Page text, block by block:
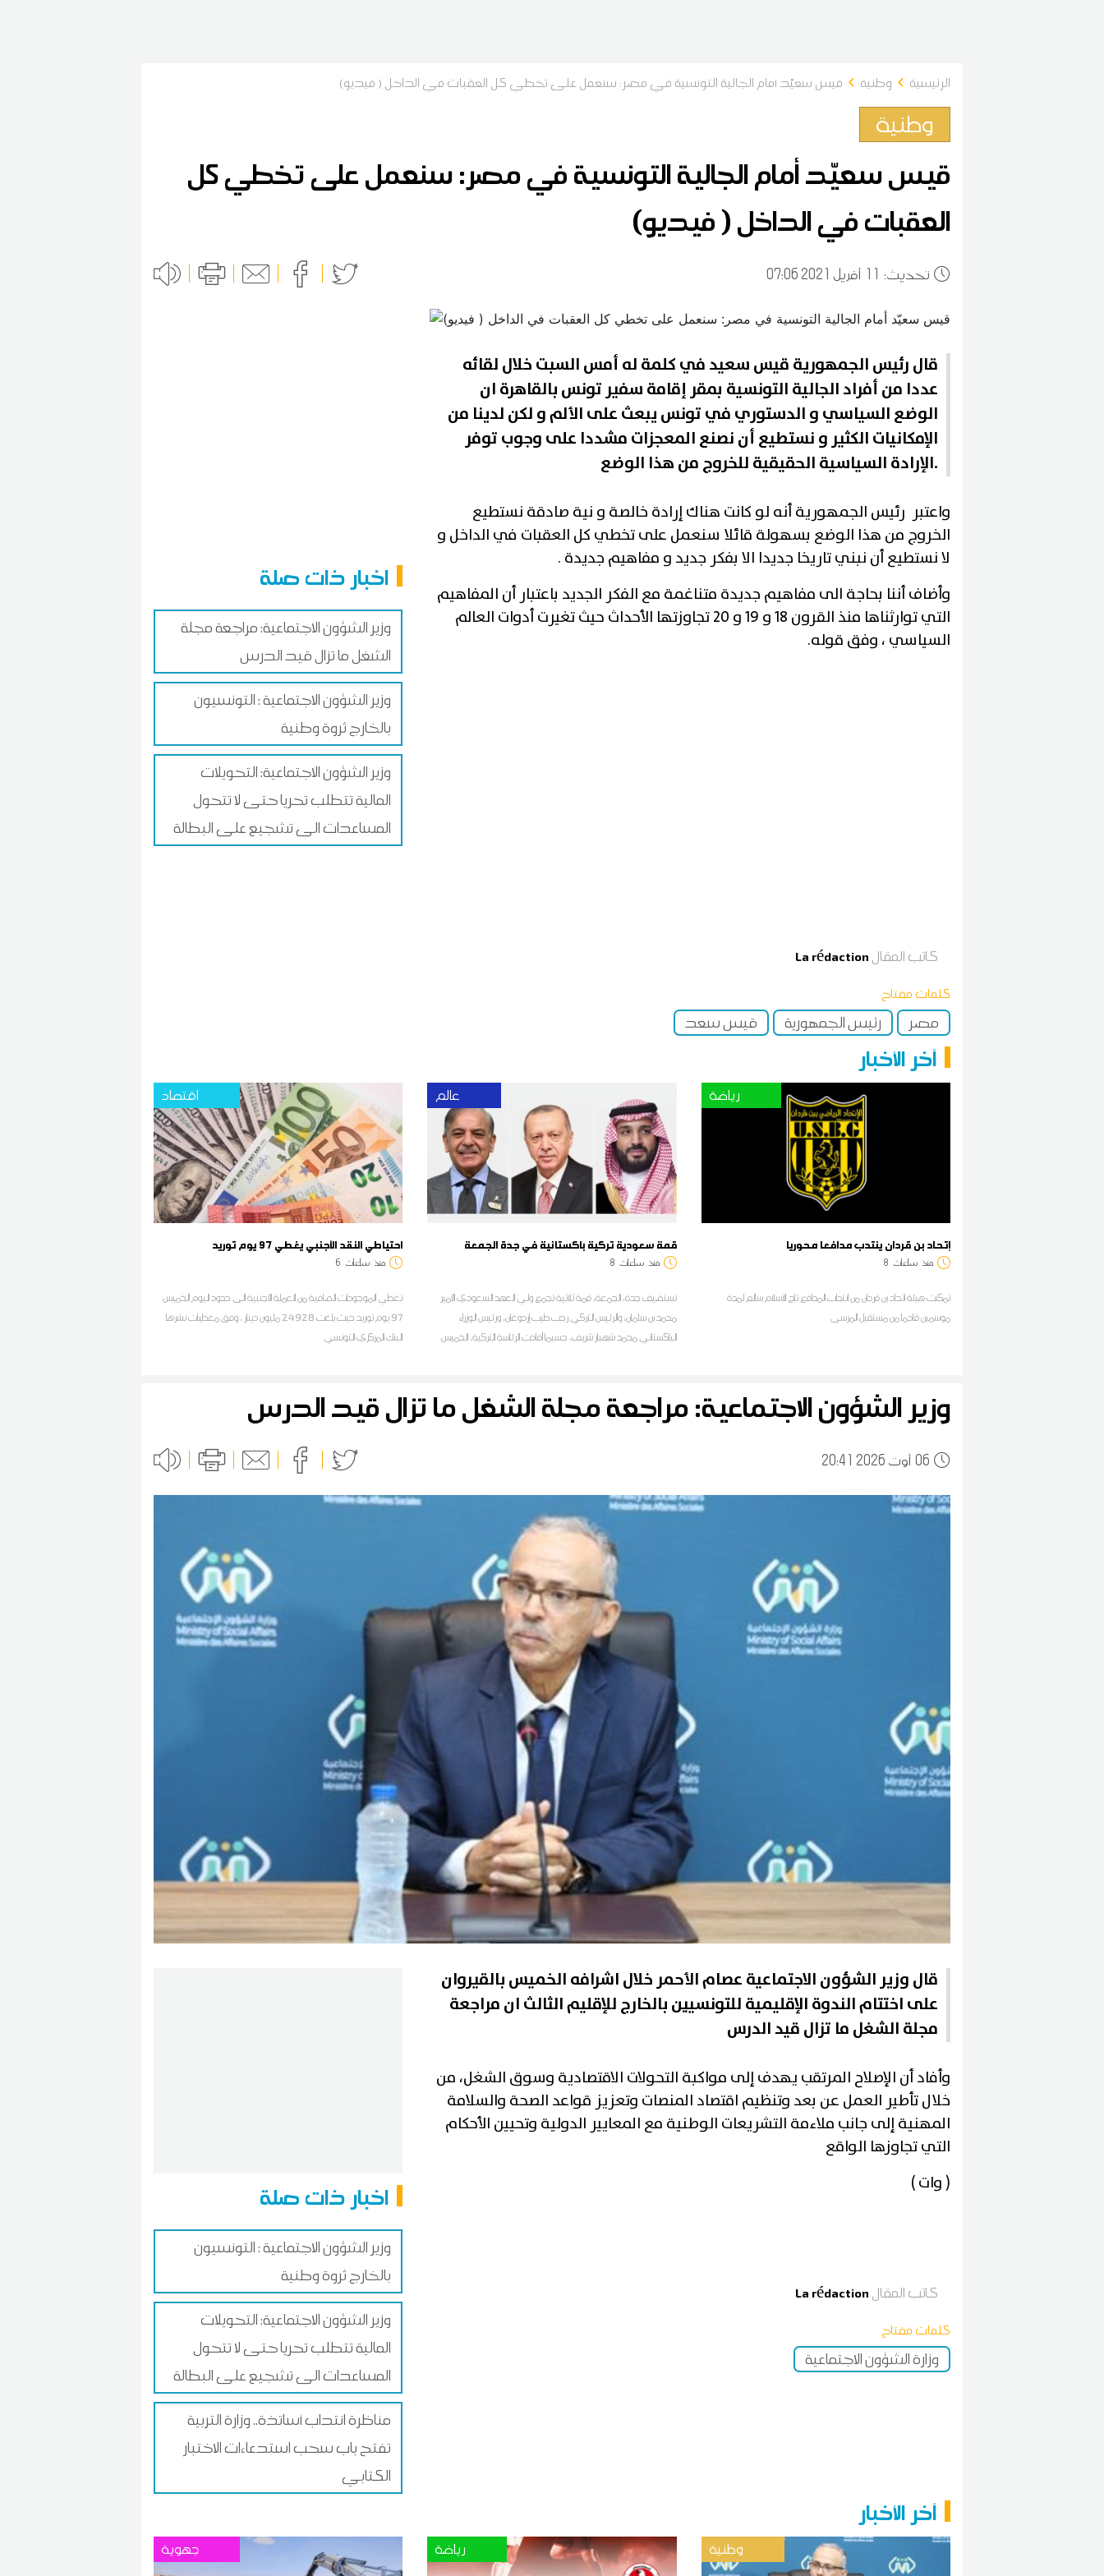
الرئيسية وطنية قيس سعيّد أمام الجالية التونسية في مصر: سنعمل على تخطي كل العقبات في الداخل ( فيديو)
وطنية
قيس سعيّد أمام الجالية التونسية في مصر: سنعمل على تخطي كل
العقبات في الداخل ( فيديو)
:تحديث 11 07:06 2021 أفريل
اخبار ذات صلة
وزير الشؤون الاجتماعية: مراجعة مجلة
الشغل ما تزال قيد الدرس
وزير الشؤون الاجتماعية : التونسيون
بالخارج ثروة وطنية
وزير الشؤون الاجتماعية: التحويلات
المالية تتطلب تحريا حتى لا تتحول
المساعدات الى تشجيع على البطالة
قال رئيس الجمهورية قيس سعيد في كلمة له أمس السبت خلال لقائه
عددا من أفراد الجالية التونسية بمقر إقامة سفير تونس بالقاهرة ان
الوضع السياسي و الدستوري في تونس يبعث على الألم و لكن لدينا من
الإمكانيات الكثير و نستطيع أن نصنع المعجزات مشددا على وجوب توفر
الإرادة السياسية الحقيقية للخروج من هذا الوضع.
واعتبر رئيس الجمهورية أنه لو كانت هناك إرادة خالصة و نية صادقة نستطيع
الخروج من هذا الوضع بسهولة قائلا سنعمل على تخطي كل العقبات في الداخل و
لا نستطيع أن نبني تاريخا جديدا الا بفكر جديد و مفاهيم جديدة .
وأضاف أننا بحاجة الى مفاهيم جديدة متناغمة مع الفكر الجديد باعتبار أن المفاهيم
التي توارثناها منذ القرون 18 و 19 و 20 تجاوزتها الأحداث حيث تغيرت أدوات العالم
السياسي ، وفق قوله.
كاتب المقال La rédaction
كلمات مفتاح
مصر رئيس الجمهورية قيس سعد
آخر الأخبار
اقتصاد
احتياطي النقد الأجنبي يغطي 97 يوم توريد
منذ ساعات 6
تغطي الموجودات الصافية من العملة الأجنبية الى حدود اليوم الخميس
97 يوم توريد حيث بلغت 24928 مليون دينار ، وفق معطيات نشرها
البنك المركزي التونسي
عالم
قمة سعودية تركية باكستانية في جدة الجمعة
منذ ساعات 8
تستضيف جدة، الجمعة، قمة ثلاثية تجمع ولي العهد السعودي الأمير
محمد بن سلمان، والرئيس التركي رجب طيب إردوغان، ورئيس الوزراء
الباكستاني محمد شهباز شريف، حسبما أفادت الرئاسة التركية، الخميس
رياضة
إتحاد بن قردان ينتدب مدافعا محوريا
منذ ساعات 8
تمكنت هيئة اتحاد بن قردان من انتداب المدافع تاج الاسلام سالم لمدة
موسمين قادما من مستقبل المرسى
وزير الشؤون الاجتماعية: مراجعة مجلة الشغل ما تزال قيد الدرس
0620:41 2026 أوت
اخبار ذات صلة
وزير الشؤون الاجتماعية : التونسيون
بالخارج ثروة وطنية
وزير الشؤون الاجتماعية: التحويلات
المالية تتطلب تحريا حتى لا تتحول
المساعدات الى تشجيع على البطالة
مناظرة انتداب أساتذة.. وزارة التربية
تفتح باب سحب استدعاءات الاختبار
الكتابي
قال وزير الشؤون الاجتماعية عصام الأحمر خلال اشرافه الخميس بالقيروان
على اختتام الندوة الإقليمية للتونسيين بالخارج للإقليم الثالث ان مراجعة
مجلة الشغل ما تزال قيد الدرس
وأفاد أن الإصلاح المرتقب يهدف إلى مواكبة التحولات الاقتصادية وسوق الشغل، من
خلال تأطير العمل عن بعد وتنظيم اقتصاد المنصات وتعزيز قواعد الصحة والسلامة
المهنية إلى جانب ملاءمة التشريعات الوطنية مع المعايير الدولية وتحيين الأحكام
التي تجاوزها الواقع
( وات )
كاتب المقال La rédaction
كلمات مفتاح
وزارة الشؤون الاجتماعية
آخر الأخبار
جهوية رياضة وطنية